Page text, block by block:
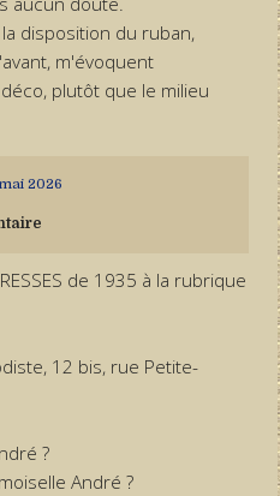
disposition du ruban,
m'évoquent
plutôt que le milieu
mai 2026
de 1935 à la rubrique
12 bis, rue Petite-
?
André ?